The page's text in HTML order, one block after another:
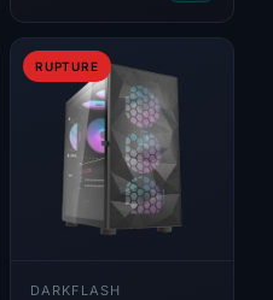
initial
était :
99,90€.
prix
actuel
est :
79,90€.
RUPTURE
DARKFLASH